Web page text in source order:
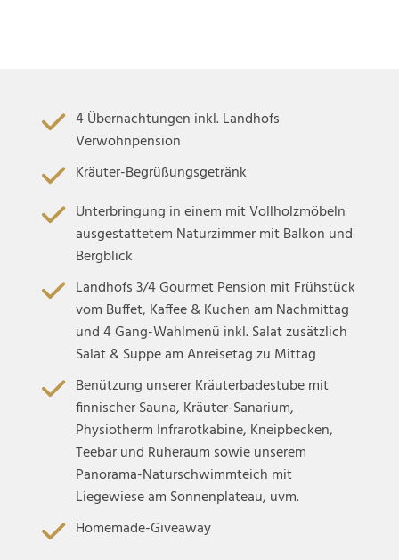
4 Übernachtungen inkl. Landhofs
Verwöhnpension
Kräuter-Begrüßungsgetränk
Unterbringung in einem mit Vollholzmöbeln
ausgestattetem Naturzimmer mit Balkon und
Bergblick
Landhofs 3/4 Gourmet Pension mit Frühstück
vom Buffet, Kaffee & Kuchen am Nachmittag
und 4 Gang-Wahlmenü inkl. Salat zusätzlich
Salat & Suppe am Anreisetag zu Mittag
Benützung unserer Kräuterbadestube mit
finnischer Sauna, Kräuter-Sanarium,
Physiotherm Infrarotkabine, Kneipbecken,
Teebar und Ruheraum sowie unserem
Panorama-Naturschwimmteich mit
Liegewiese am Sonnenplateau, uvm.
Homemade-Giveaway